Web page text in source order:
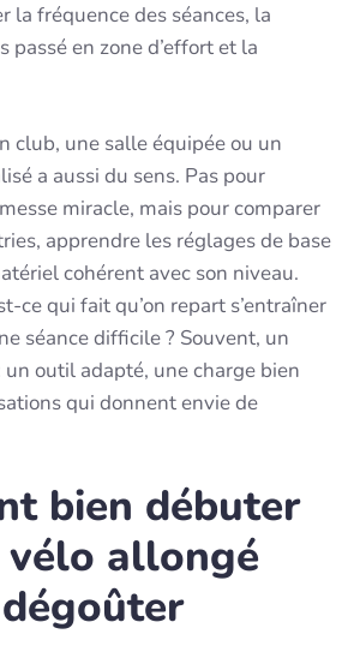
la fréquence des séances, la
passé en zone d’effort et la
club, une salle équipée ou un
a aussi du sens. Pas pour
miracle, mais pour comparer
apprendre les réglages de base
cohérent avec son niveau.
ce qui fait qu’on repart s’entraîner
séance difficile ? Souvent, un
outil adapté, une charge bien
qui donnent envie de
bien débuter
vélo allongé